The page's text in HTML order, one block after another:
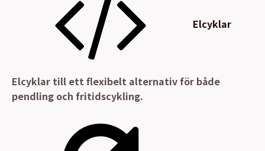
Elcyklar
Elcyklar till ett flexibelt alternativ för både
pendling och fritidscykling.